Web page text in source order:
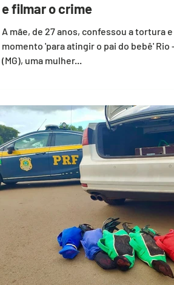
e filmar o crime
A mãe, de 27 anos, confessou a tortura
momento 'para atingir o pai do bebê' Rio
(MG), uma mulher...